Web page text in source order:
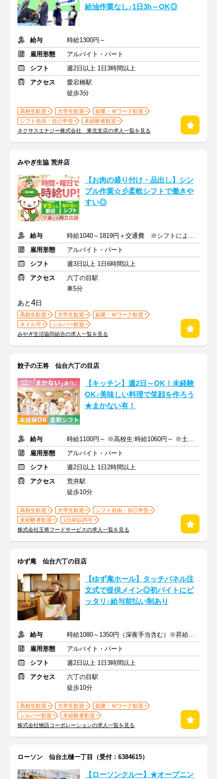
給油作業なし♪1日3h～OK◎
給与
時給1300円～
雇用形態
アルバイト・パート
シフト
週2日以上 1日3時間以上
アクセス
愛宕橋駅
徒歩3分
高校生歓迎 大学生歓迎
副業・Ｗワーク歓迎
シフト自由・自己申告
未経験者歓迎
ネクサスエナジー株式会社 東北支店の求人一覧を見る
みやぎ生協 荒井店
【お肉の盛り付け・品出し】シン
プル作業☆彡柔軟シフトで働きや
すい◎
給与
時給1040～1819円＋交通費 ※シフトにより時給変動あり
雇用形態
アルバイト・パート
シフト
週3日以上 1日6時間以上
アクセス
六丁の目駅
車5分
あと4日
高校生歓迎 大学生歓迎
副業・Ｗワーク歓迎
ネイル可
シルバー歓迎
みやぎ生活協同組合の求人一覧を見る
餃子の王将 仙台六丁の目店
【キッチン】週2日～OK！未経験
OK♪美味しい料理で笑顔を作ろう
★まかない有！
給与
時給1100円～ ※高校生:時給1060円～ ※土日祝+50円
雇用形態
アルバイト・パート
シフト
週2日以上 1日2時間以上
アクセス
荒井駅
徒歩10分
高校生歓迎 大学生歓迎
シフト自由・自己申告
未経験者歓迎
1日4h以内可
株式会社王将フードサービスの求人一覧を見る
ゆず庵 仙台六丁の目店
【ゆず庵ホール】タッチパネル注
文式で提供メイン◎初バイトにピ
ッタリ♪給与前払い制あり
給与
時給1080～1350円（深夜手当含む）※昇給は随時あり
雇用形態
アルバイト・パート
シフト
週2日以上 1日3時間以上
アクセス
六丁の目駅
徒歩10分
高校生歓迎 大学生歓迎
副業・Ｗワーク歓迎
シルバー歓迎
未経験者歓迎
株式会社物語コーポレーションの求人一覧を見る
ローソン 仙台土樋一丁目（受付：6384615）
【ローソンクルー】★オープニン